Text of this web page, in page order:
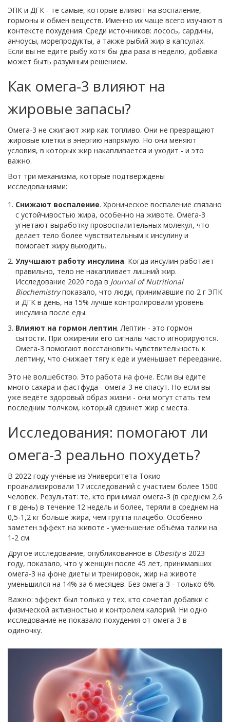
ЭПК и ДГК - те самые, которые влияют на воспаление,
гормоны и обмен веществ. Именно их чаще всего изучают в
контексте похудения. Среди источников: лосось, сардины,
анчоусы, морепродукты, а также рыбий жир в капсулах.
Если вы не едите рыбу хотя бы два раза в неделю, добавка
может быть разумным решением.
Как омега-3 влияют на
жировые запасы?
Омега-3 не сжигают жир как топливо. Они не превращают
жировые клетки в энергию напрямую. Но они меняют
условия, в которых жир накапливается и уходит - и это
важно.
Вот три механизма, которые подтверждены
исследованиями:
Снижают воспаление. Хроническое воспаление связано
с устойчивостью жира, особенно на животе. Омега-3
угнетают выработку провоспалительных молекул, что
делает тело более чувствительным к инсулину и
помогает жиру выходить.
Улучшают работу инсулина. Когда инсулин работает
правильно, тело не накапливает лишний жир.
Исследование 2020 года в Journal of Nutritional
Biochemistryпоказало, что люди, принимавшие по 2 г ЭПК
и ДГК в день, на 15% лучше контролировали уровень
инсулина после еды.
Влияют на гормон лептин. Лептин - это гормон
сытости. При ожирении его сигналы часто игнорируются.
Омега-3 помогают восстановить чувствительность к
лептину, что снижает тягу к еде и уменьшает переедание.
Это не волшебство. Это работа на фоне. Если вы едите
много сахара и фастфуда - омега-3 не спасут. Но если вы
уже ведёте здоровый образ жизни - они могут стать тем
последним толчком, который сдвинет жир с места.
Исследования: помогают ли
омега-3 реально похудеть?
В 2022 году учёные из Университета Токио
проанализировали 17 исследований с участием более 1500
человек. Результат: те, кто принимал омега-3 (в среднем 2,6
г в день) в течение 12 недель и более, теряли в среднем на
0,5-1,2 кг больше жира, чем группа плацебо. Особенно
заметен эффект на животе - уменьшение объёма талии на
1-2 см.
Другое исследование, опубликованное в Obesityв 2023
году, показало, что у женщин после 45 лет, принимавших
омега-3 на фоне диеты и тренировок, жир на животе
уменьшился на 14% за 6 месяцев. Без омега-3 - только 6%.
Важно: эффект был только у тех, кто сочетал добавки с
физической активностью и контролем калорий. Ни одно
исследование не показало похудения от омега-3 в
одиночку.